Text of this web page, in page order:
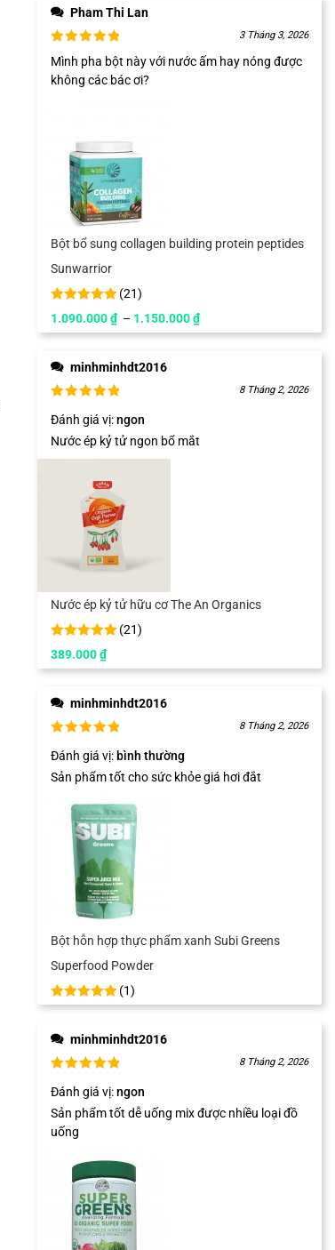
Pham Thi Lan
3 Tháng 3, 2026
Mình pha bột này với nước ấm hay nóng được
không các bác ơi?
Bột bổ sung collagen building protein peptides
Sunwarrior
(21)
1.090.000₫ – 1.150.000₫
minhminhdt2016
8 Tháng 2, 2026
Đánh giá vị:ngon
Nước ép kỷ tử ngon bổ mắt
Nước ép kỷ tử hữu cơ The An Organics
(21)
389.000₫
minhminhdt2016
8 Tháng 2, 2026
Đánh giá vị: bình thường
Sản phẩm tốt cho sức khỏe giá hơi đắt
Bột hỗn hợp thực phẩm xanh Subi Greens
Superfood Powder
(1)
minhminhdt2016
8 Tháng 2, 2026
Đánh giá vị:ngon
Sản phẩm tốt dễ uống mix được nhiều loại đồ
uống